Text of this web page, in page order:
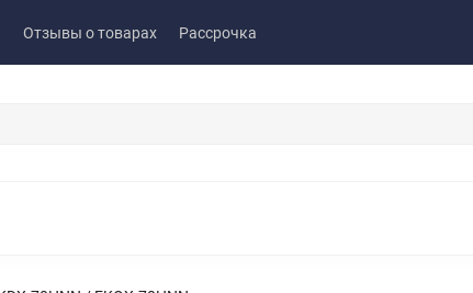
Отзывы о товарах Рассрочка